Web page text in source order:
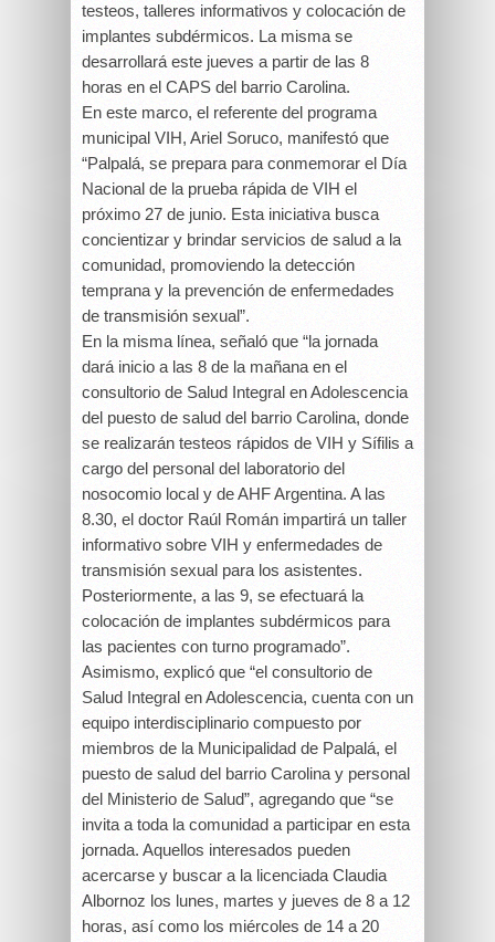
testeos, talleres informativos y colocación de
implantes subdérmicos. La misma se
desarrollará este jueves a partir de las 8
horas en el CAPS del barrio Carolina.
En este marco, el referente del programa
municipal VIH, Ariel Soruco, manifestó que
“Palpalá, se prepara para conmemorar el Día
Nacional de la prueba rápida de VIH el
próximo 27 de junio. Esta iniciativa busca
concientizar y brindar servicios de salud a la
comunidad, promoviendo la detección
temprana y la prevención de enfermedades
de transmisión sexual”.
En la misma línea, señaló que “la jornada
dará inicio a las 8 de la mañana en el
consultorio de Salud Integral en Adolescencia
del puesto de salud del barrio Carolina, donde
se realizarán testeos rápidos de VIH y Sífilis a
cargo del personal del laboratorio del
nosocomio local y de AHF Argentina. A las
8.30, el doctor Raúl Román impartirá un taller
informativo sobre VIH y enfermedades de
transmisión sexual para los asistentes.
Posteriormente, a las 9, se efectuará la
colocación de implantes subdérmicos para
las pacientes con turno programado”.
Asimismo, explicó que “el consultorio de
Salud Integral en Adolescencia, cuenta con un
equipo interdisciplinario compuesto por
miembros de la Municipalidad de Palpalá, el
puesto de salud del barrio Carolina y personal
del Ministerio de Salud”, agregando que “se
invita a toda la comunidad a participar en esta
jornada. Aquellos interesados pueden
acercarse y buscar a la licenciada Claudia
Albornoz los lunes, martes y jueves de 8 a 12
horas, así como los miércoles de 14 a 20